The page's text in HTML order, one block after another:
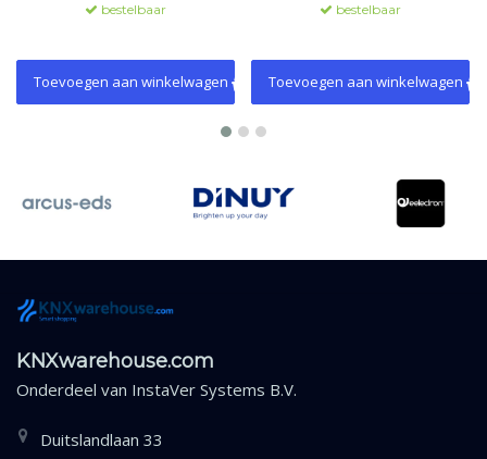
bestelbaar
Toevoegen aan winkelwagen
bestelbaar
Toevoegen aan winkelwagen
KNXwarehouse.com
Onderdeel van InstaVer Systems B.V.
Duitslandlaan 33